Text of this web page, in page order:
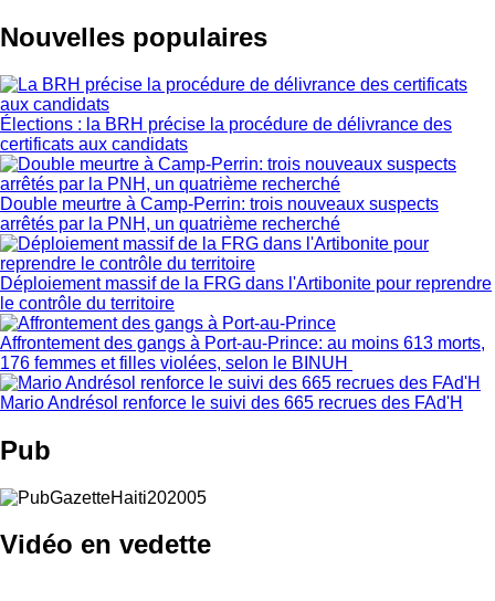
Nouvelles populaires
Élections : la BRH précise la procédure de délivrance des
certificats aux candidats
Double meurtre à Camp-Perrin: trois nouveaux suspects
arrêtés par la PNH, un quatrième recherché
Déploiement massif de la FRG dans l'Artibonite pour reprendre
le contrôle du territoire
Affrontement des gangs à Port-au-Prince: au moins 613 morts,
176 femmes et filles violées, selon le BINUH
Mario Andrésol renforce le suivi des 665 recrues des FAd'H
Pub
Vidéo en vedette